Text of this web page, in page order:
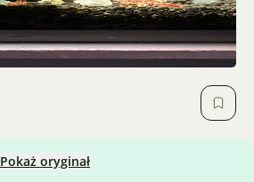
Pokaż oryginał